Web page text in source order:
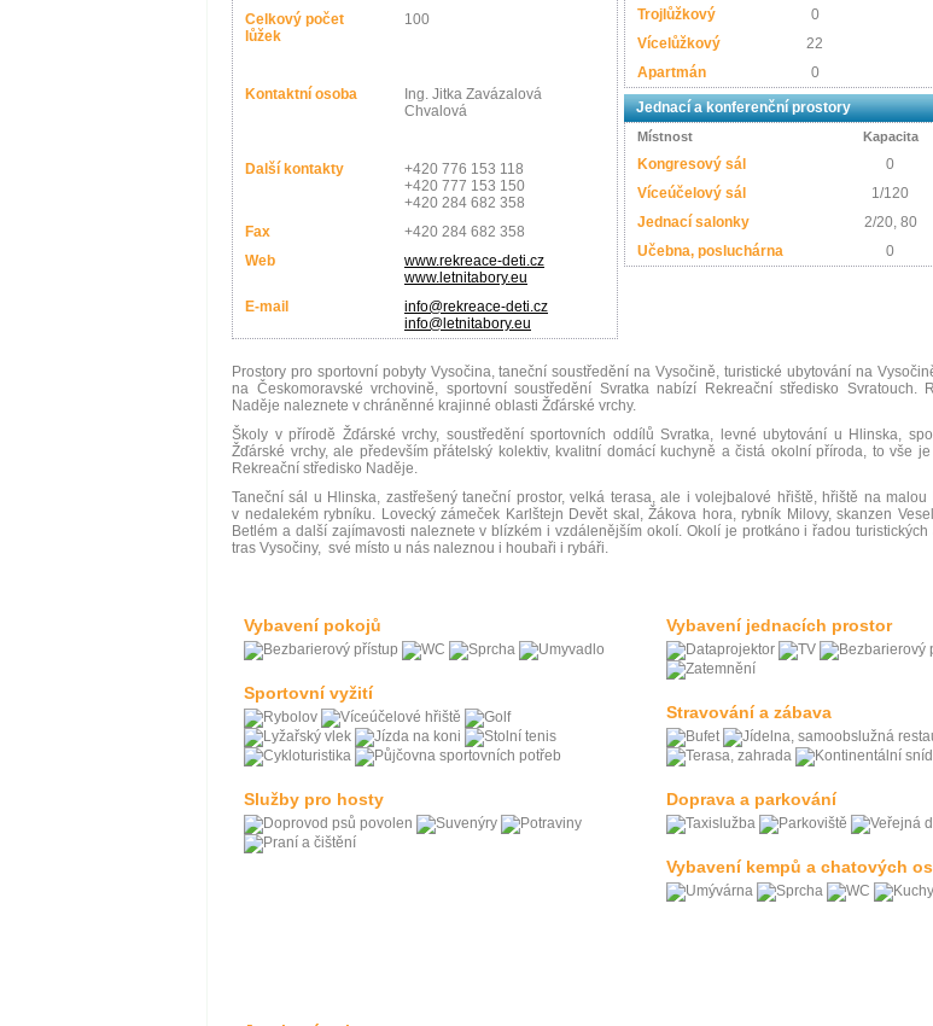
Celkový počet
lůžek
100
Kontaktní osoba
Ing. Jitka Zavázalová
Chvalová
Další kontakty
+420 776 153 118
+420 777 153 150
+420 284 682 358
Fax
+420 284 682 358
Web
www.rekreace-deti.cz
www.letnitabory.eu
E-mail
info@rekreace-deti.cz
info@letnitabory.eu
Trojlůžkový
0
Vícelůžkový
22
Apartmán
0
Jednací a konferenční prostory
Místnost Kapacita
Kongresový sál
0
Víceúčelový sál
1/120
Jednací salonky
2/20, 80
Učebna, posluchárna
0
Prostory pro sportovní pobyty Vysočina, taneční soustředění na Vysočině, turistické ubytování na
na Českomoravské vrchovině, sportovní soustředění Svratka nabízí Rekreační středisko Svratouch.
Naděje naleznete v chráněnné krajinné oblasti Žďárské vrchy.
Školy v přírodě Žďárské vrchy, soustředění sportovních oddílů Svratka, levné ubytování u Hlinska,
Žďárské vrchy, ale především přátelský kolektiv, kvalitní domácí kuchyně a čistá okolní příroda, to vše
Rekreační středisko Naděje.
Taneční sál u Hlinska, zastřešený taneční prostor, velká terasa, ale i volejbalové hřiště, hřiště na malou
v nedalekém rybníku. Lovecký zámeček Karlštejn Devět skal, Žákova hora, rybník Milovy, skanzen
Betlém a další zajímavosti naleznete v blízkém i vzdálenějším okolí. Okolí je protkáno i řadou turistických
tras Vysočiny, své místo u nás naleznou i houbaři i rybáři.
Vybavení pokojů
Sportovní vyžití
Služby pro hosty
Vybavení jednacích prostor
Stravování a zábava
Doprava a parkování
Vybavení kempů a chatových